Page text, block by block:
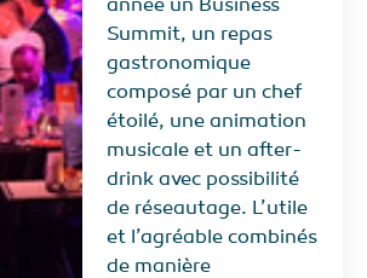
Summit, un repas
gastronomique
composé par un chef
étoilé, une animation
musicale et un after-
drink avec possibilité
de réseautage. L’utile
et l’agréable combinés
de manière